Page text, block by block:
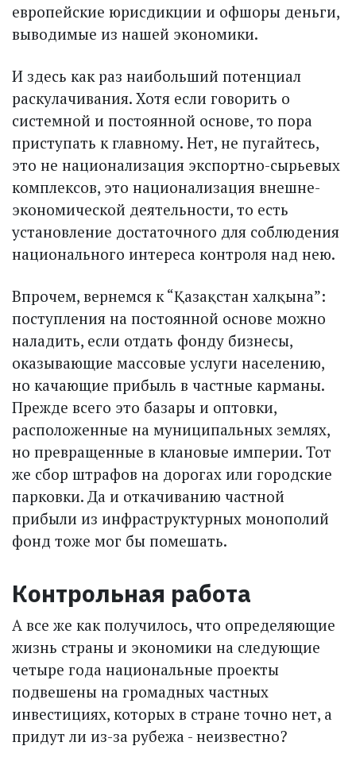
европейские юрисдикции и офшоры деньги,
выводимые из нашей экономики.
И здесь как раз наибольший потенциал
раскулачивания. Хотя если говорить о
системной и постоянной основе, то пора
приступать к главному. Нет, не пугайтесь,
это не национализация экспортно-сырьевых
комплексов, это национализация внешне­
экономической деятельности, то есть
установление достаточного для соблюдения
национального интереса контроля над нею.
Впрочем, вернемся к “Қазақ­стан халқына”:
поступления на постоянной основе можно
наладить, если отдать фонду бизнесы,
оказывающие массовые услуги населению,
но качающие прибыль в частные карманы.
Прежде всего это базары и оптовки,
расположенные на муниципальных землях,
но превращенные в клановые империи. Тот
же сбор штрафов на дорогах или городские
парковки. Да и откачиванию частной
прибыли из инфраструктурных монополий
фонд тоже мог бы помешать.
Контрольная работа
А все же как получилось, что определяющие
жизнь страны и экономики на следующие
четыре года национальные проекты
подвешены на громадных частных
инвестициях, которых в стране точно нет, а
придут ли из-за рубежа - неизвестно?